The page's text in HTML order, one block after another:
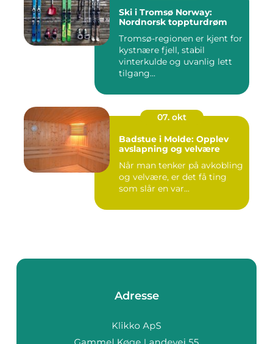
Ski i Tromsø Norway:
Nordnorsk toppturdrøm
Tromsø-regionen er kjent for
kystnære fjell, stabil
vinterkulde og uvanlig lett
tilgang...
07. okt
Badstue i Molde: Opplev
avslapning og velvære
Når man tenker på avkobling
og velvære, er det få ting
som slår en var...
Adresse